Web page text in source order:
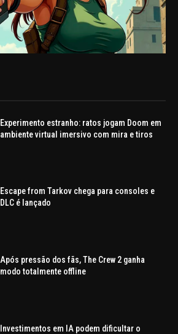
Experimento estranho: ratos jogam Doom em
ambiente virtual imersivo com mira e tiros
Escape from Tarkov chega para consoles e
DLC é lançado
Após pressão dos fãs, The Crew 2 ganha
modo totalmente offline
Investimentos em IA podem dificultar o